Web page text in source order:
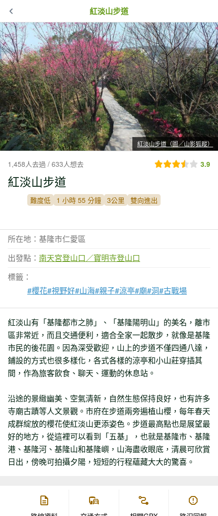
紅淡山步道
紅淡山步道（圖／山影狐蹤）
1,458人去過 / 633人想去 3.9
紅淡山步道
難度低 1 小時 55 分鐘 3公里 雙向進出
所在地：基隆市仁愛區
出發點： 南天宮登山口／寶明寺登山口
標籤：
#櫻花#視野好#山海#親子#涼亭#廟#洞#古戰場
紅淡山有「基隆都市之肺」、「基隆陽明山」的美名，離市
區非常近，而且交通便利，適合全家一起散步，就像是基隆
市民的後花園。因為深受歡迎，山上的步道不僅四通八達，
鋪設的方式也很多樣化，各式各樣的涼亭和小山莊穿插其
間，作為旅客飲食、聊天、運動的休息站。
沿途的景緻幽美、空氣清新，自然生態保持良好，也有許多
寺廟古蹟等人文景觀。市府在步道兩旁遍植山櫻，每年春天
成群綻放的櫻花使紅淡山更添姿色。步道最高點也是展望最
好的地方，從這裡可以看到「五基」，也就是基隆市、基隆
港、基隆河、基隆山和基隆嶼，山海盡收眼底，清晨可欣賞
日出，傍晚可拍攝夕陽，短短的行程蘊藏大大的驚喜。